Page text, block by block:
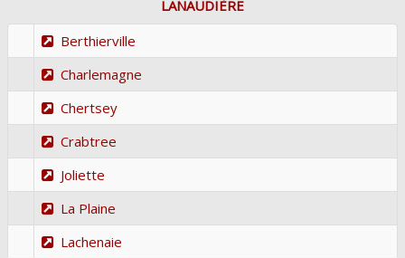
LANAUDIÈRE
Berthierville
Charlemagne
Chertsey
Crabtree
Joliette
La Plaine
Lachenaie